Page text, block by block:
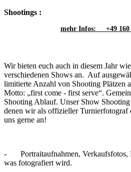
Shootings :
mehr Infos: +49 160
Wir bieten euch auch in diesem Jahr
verschiedenen Shows an. Auf
limitierte Anzahl von Shooting Plätzen
Motto: „first come - first serve“.
Shooting Ablauf. Unser Show
denen wir als offizieller Turnierfotograf
uns gerne an!
- Portraitaufnahmen, Verkaufsfotos,
was fotografiert wird.